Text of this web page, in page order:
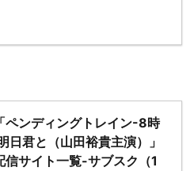
ペンディングトレイン-8時
日君と（山田裕貴主演）」
信サイト一覧-サブスク（1